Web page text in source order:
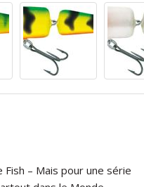
– Mais pour une série